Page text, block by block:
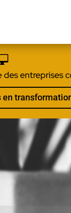
entreprises
en